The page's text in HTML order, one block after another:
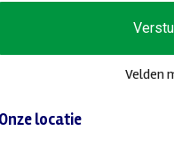
Velden
locatie